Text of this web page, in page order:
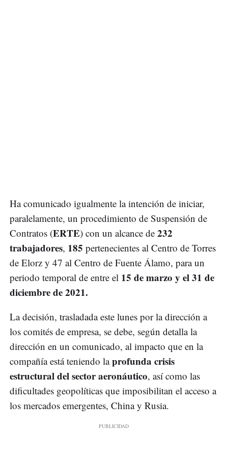
Ha comunicado igualmente la intención de iniciar,
paralelamente, un procedimiento de Suspensión de
Contratos (ERTE) con un alcance de 232
trabajadores, 185 pertenecientes al Centro de Torres
de Elorz y 47 al Centro de Fuente Álamo, para un
periodo temporal de entre el 15 de marzo y el 31 de
diciembre de 2021.
La decisión, trasladada este lunes por la dirección a
los comités de empresa, se debe, según detalla la
dirección en un comunicado, al impacto que en la
compañía está teniendo laprofunda crisis
estructural del sector aeronáutico, así como las
dificultades geopolíticas que imposibilitan el acceso a
los mercados emergentes, China y Rusia.